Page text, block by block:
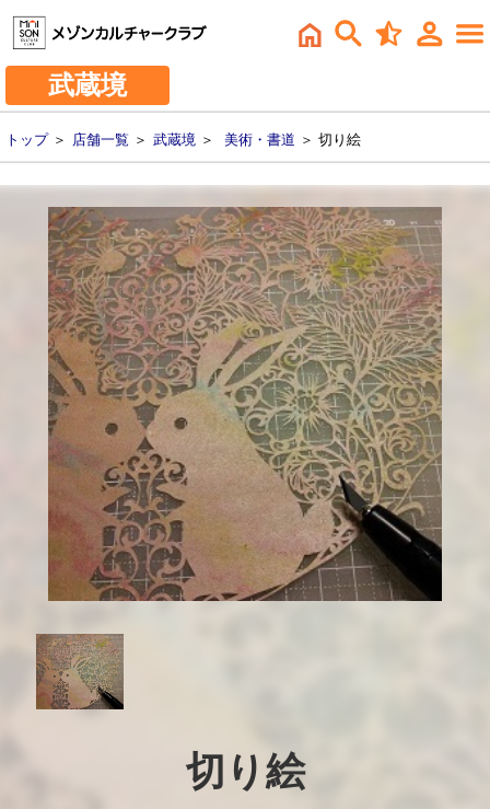
武蔵境
トップ＞ 店舗一覧 ＞ 武蔵境 ＞ 美術・書道 ＞ 切り絵
切り絵